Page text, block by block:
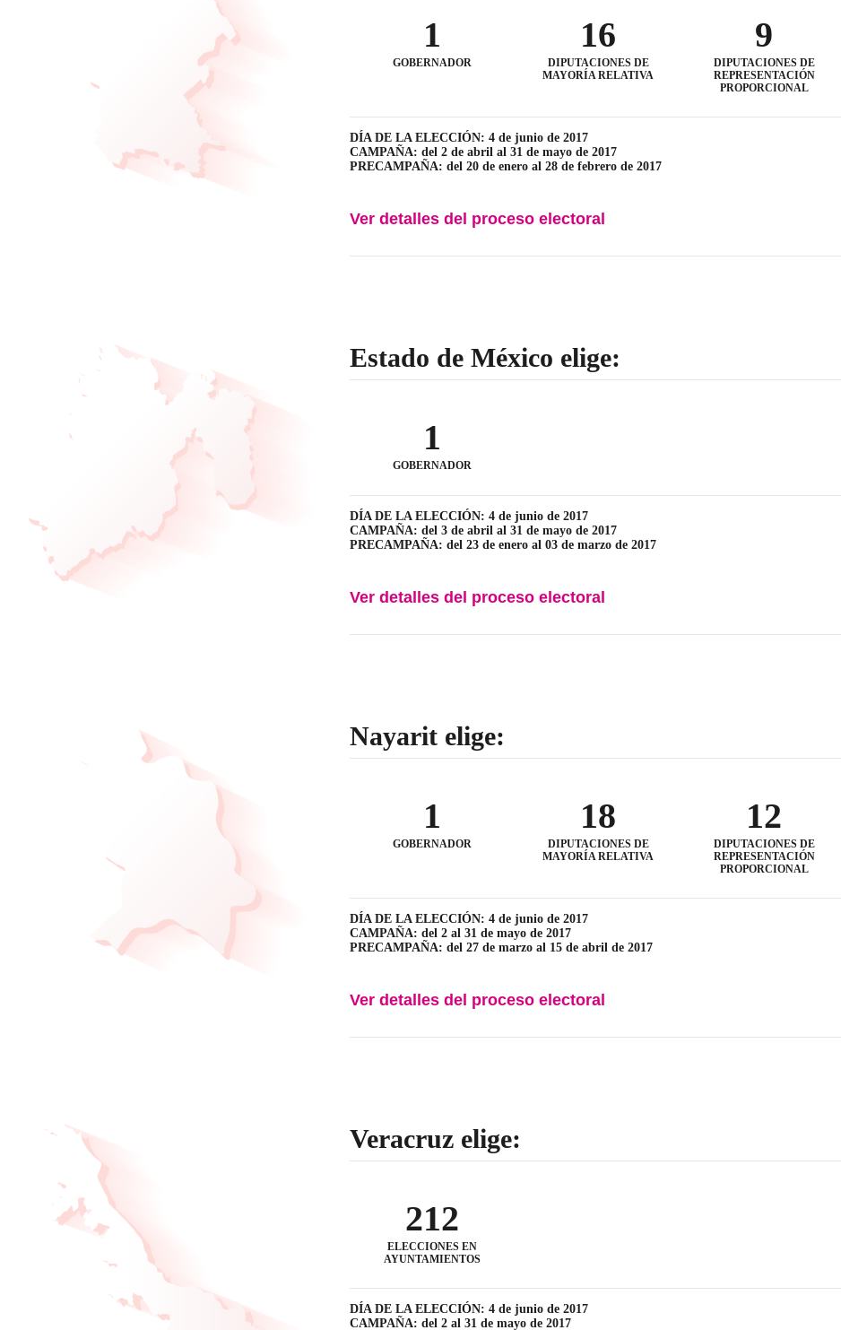
1
GOBERNADOR
16
DIPUTACIONES DE
MAYORÍA RELATIVA
9
DIPUTACIONES DE
REPRESENTACIÓN
PROPORCIONAL
DÍA DE LA ELECCIÓN: 4 de junio de 2017
CAMPAÑA: del 2 de abril al 31 de mayo de 2017
PRECAMPAÑA: del 20 de enero al 28 de febrero de 2017
Ver detalles del proceso electoral
Estado de México elige:
1
GOBERNADOR
DÍA DE LA ELECCIÓN: 4 de junio de 2017
CAMPAÑA: del 3 de abril al 31 de mayo de 2017
PRECAMPAÑA: del 23 de enero al 03 de marzo de 2017
Ver detalles del proceso electoral
Nayarit elige:
1
GOBERNADOR
18
DIPUTACIONES DE
MAYORÍA RELATIVA
12
DIPUTACIONES DE
REPRESENTACIÓN
PROPORCIONAL
DÍA DE LA ELECCIÓN: 4 de junio de 2017
CAMPAÑA: del 2 al 31 de mayo de 2017
PRECAMPAÑA: del 27 de marzo al 15 de abril de 2017
Ver detalles del proceso electoral
Veracruz elige:
212
ELECCIONES EN
AYUNTAMIENTOS
DÍA DE LA ELECCIÓN: 4 de junio de 2017
CAMPAÑA: del 2 al 31 de mayo de 2017